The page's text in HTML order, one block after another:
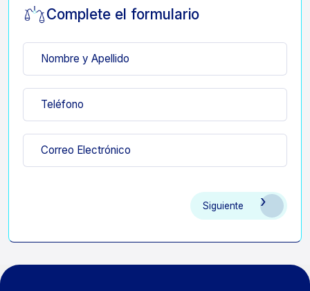
Complete el formulario
Nombre y Apellido
Teléfono
Correo Electrónico
Siguiente